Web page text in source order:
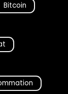
Bitcoin